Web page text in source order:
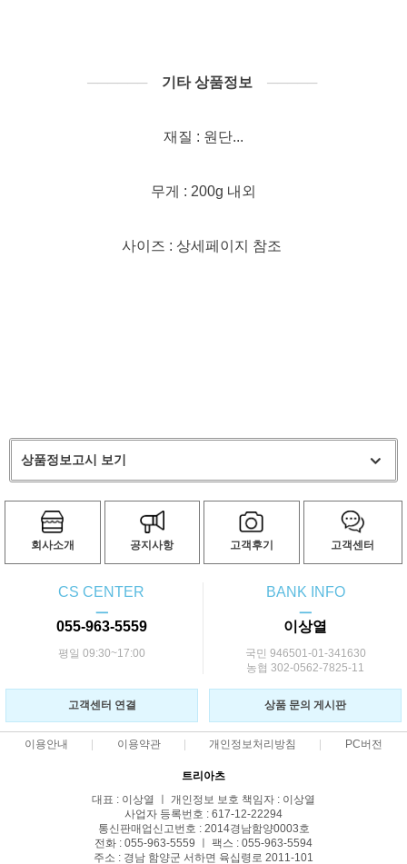
────── 기타 상품정보 ─────
재질 : 원단...
무게 : 200g 내외
사이즈 : 상세페이지 참조
상품정보고시 보기
회사소개 공지사항 고객후기 고객센터
CS CENTER
ㅡ
055-963-5559
평일 09:30~17:00
BANK INFO
ㅡ
이상열
국민 946501-01-341630
농협 302-0562-7825-11
고객센터 연결 상품 문의 게시판
이용안내 이용약관 개인정보처리방침 PC버전
트리아츠
대표 : 이상열 ㅣ 개인정보 보호 책임자 : 이상열
사업자 등록번호 : 617-12-22294
통신판매업신고번호 : 2014경남함양0003호
전화 : 055-963-5559 ㅣ 팩스 : 055-963-5594
주소 : 경남 함양군 서하면 육십령로 2011-101